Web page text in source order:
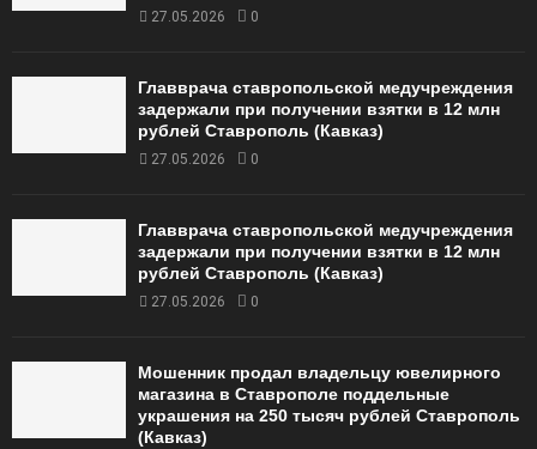
27.05.2026 0
Главврача ставропольской медучреждения
задержали при получении взятки в 12 млн
рублей Ставрополь (Кавказ)
27.05.2026 0
Главврача ставропольской медучреждения
задержали при получении взятки в 12 млн
рублей Ставрополь (Кавказ)
27.05.2026 0
Мошенник продал владельцу ювелирного
магазина в Ставрополе поддельные
украшения на 250 тысяч рублей Ставрополь
(Кавказ)